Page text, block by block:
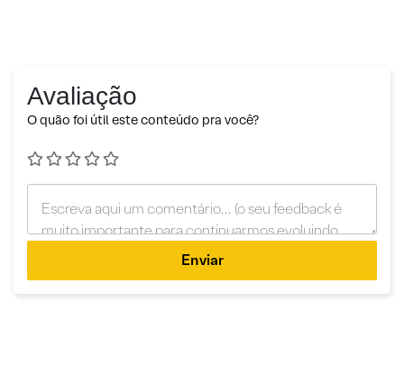
Avaliação
O quão foi útil este conteúdo pra você?
Enviar